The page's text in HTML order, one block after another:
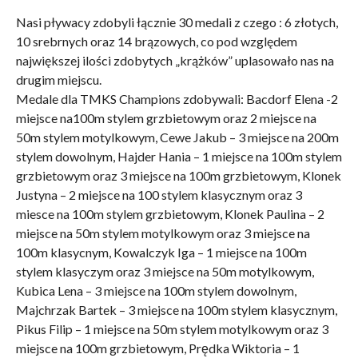
Nasi pływacy zdobyli łącznie 30 medali z czego : 6 złotych,
10 srebrnych oraz 14 brązowych, co pod względem
największej ilości zdobytych „krążków” uplasowało nas na
drugim miejscu.
Medale dla TMKS Champions zdobywali: Bacdorf Elena -2
miejsce na100m stylem grzbietowym oraz 2 miejsce na
50m stylem motylkowym, Cewe Jakub – 3 miejsce na 200m
stylem dowolnym, Hajder Hania – 1 miejsce na 100m stylem
grzbietowym oraz 3 miejsce na 100m grzbietowym, Klonek
Justyna – 2 miejsce na 100 stylem klasycznym oraz 3
miesce na 100m stylem grzbietowym, Klonek Paulina – 2
miejsce na 50m stylem motylkowym oraz 3 miejsce na
100m klasycnym, Kowalczyk Iga – 1 miejsce na 100m
stylem klasyczym oraz 3 miejsce na 50m motylkowym,
Kubica Lena – 3 miejsce na 100m stylem dowolnym,
Majchrzak Bartek – 3 miejsce na 100m stylem klasycznym,
Pikus Filip – 1 miejsce na 50m stylem motylkowym oraz 3
miejsce na 100m grzbietowym, Prędka Wiktoria – 1